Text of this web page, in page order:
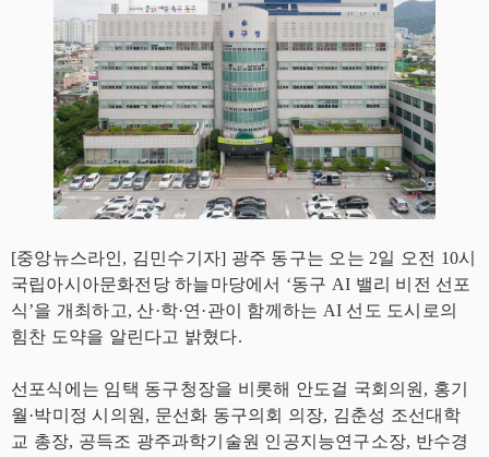
[중앙뉴스라인, 김민수기자] 광주 동구는 오는 2일 오전 10시
국립아시아문화전당 하늘마당에서 ‘동구 AI 밸리 비전 선포
식’을 개최하고, 산·학·연·관이 함께하는 AI 선도 도시로의
힘찬 도약을 알린다고 밝혔다.
선포식에는 임택 동구청장을 비롯해 안도걸 국회의원, 홍기
월·박미정 시의원, 문선화 동구의회 의장, 김춘성 조선대학
교 총장, 공득조 광주과학기술원 인공지능연구소장, 반수경